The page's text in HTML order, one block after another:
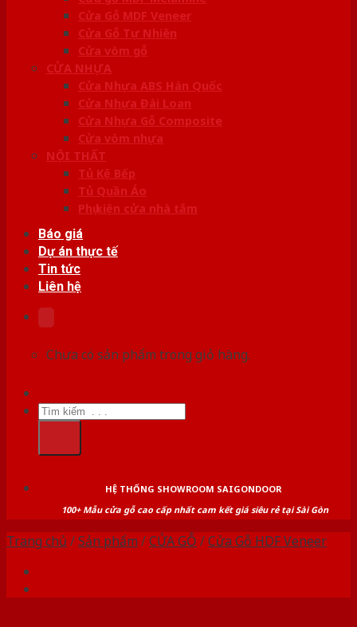
Cửa Gỗ MDF Veneer
Cửa Gỗ Tự Nhiên
Cửa vòm gỗ
CỬA NHỰA
Cửa Nhựa ABS Hàn Quốc
Cửa Nhựa Đài Loan
Cửa Nhựa Gỗ Composite
Cửa vòm nhựa
NỘI THẤT
Tủ Kệ Bếp
Tủ Quần Áo
Phụ kiện cửa nhà tắm
Báo giá
Dự án thực tế
Tin tức
Liên hệ
Chưa có sản phẩm trong giỏ hàng.
Tìm
kiếm:
HỆ THỐNG SHOWROOM SAIGONDOOR
100+ Mẫu cửa gỗ cao cấp nhất cam kết giá siêu rẻ tại Sài Gòn
Trang chủ /Sản phẩm /CỬA GỖ /Cửa Gỗ HDF Veneer